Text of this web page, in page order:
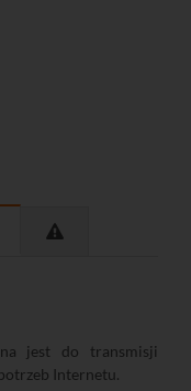
jest do transmisji
Internetu.